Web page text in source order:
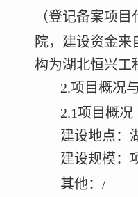
（登记备案项目
院，建设资金
构为湖北恒兴工
2.项目概况
2.1项目概况
建设地点：
建设规模：
其他： /